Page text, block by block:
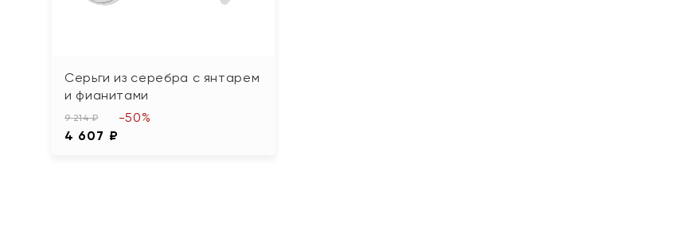
Серьги из серебра с янтарем
и фианитами
9 214 ₽
4 607 ₽
-50%